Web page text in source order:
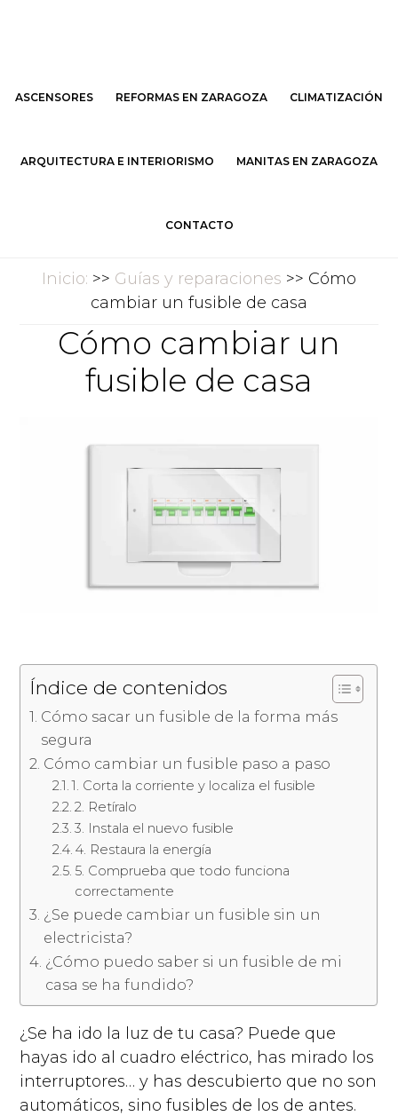
página
ASCENSORES REFORMAS EN ZARAGOZA CLIMATIZACIÓN
ARQUITECTURA E INTERIORISMO MANITAS EN ZARAGOZA
CONTACTO
Inicio: >> Guías y reparaciones >> Cómo
cambiar un fusible de casa
Cómo cambiar un
fusible de casa
Índice de contenidos
Cómo sacar un fusible de la forma más
segura
Cómo cambiar un fusible paso a paso
1. Corta la corriente y localiza el fusible
2. Retíralo
3. Instala el nuevo fusible
4. Restaura la energía
5. Comprueba que todo funciona
correctamente
¿Se puede cambiar un fusible sin un
electricista?
¿Cómo puedo saber si un fusible de mi
casa se ha fundido?
¿Se ha ido la luz de tu casa? Puede que
hayas ido al cuadro eléctrico, has mirado los
interruptores… y has descubierto que no son
automáticos, sino fusibles de los de antes.